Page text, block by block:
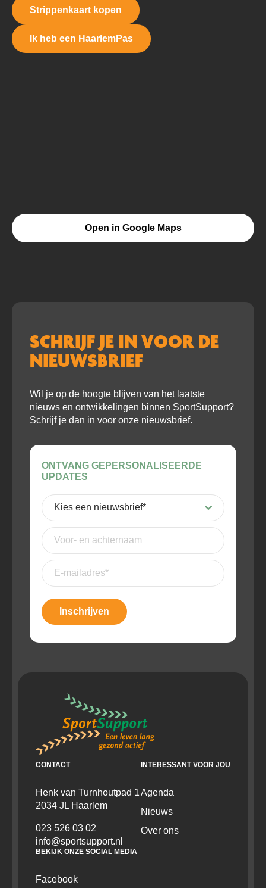
Strippenkaart kopen
Ik heb een HaarlemPas
Open in Google Maps
SCHRIJF JE IN VOOR DE
NIEUWSBRIEF
Wil je op de hoogte blijven van het laatste
nieuws en ontwikkelingen binnen SportSupport?
Schrijf je dan in voor onze nieuwsbrief.
ONTVANG GEPERSONALISEERDE
UPDATES
Kies
een
nieuwsbrief(Vereist)
Voor-
en
achternaam
E-
mailadres(Vereist)
Inschrijven
CONTACT
Henk van Turnhoutpad 1
2034 JL Haarlem
023 526 03 02
info@sportsupport.nl
INTERESSANT VOOR JOU
Agenda
Nieuws
Over ons
BEKIJK ONZE SOCIAL MEDIA
Facebook